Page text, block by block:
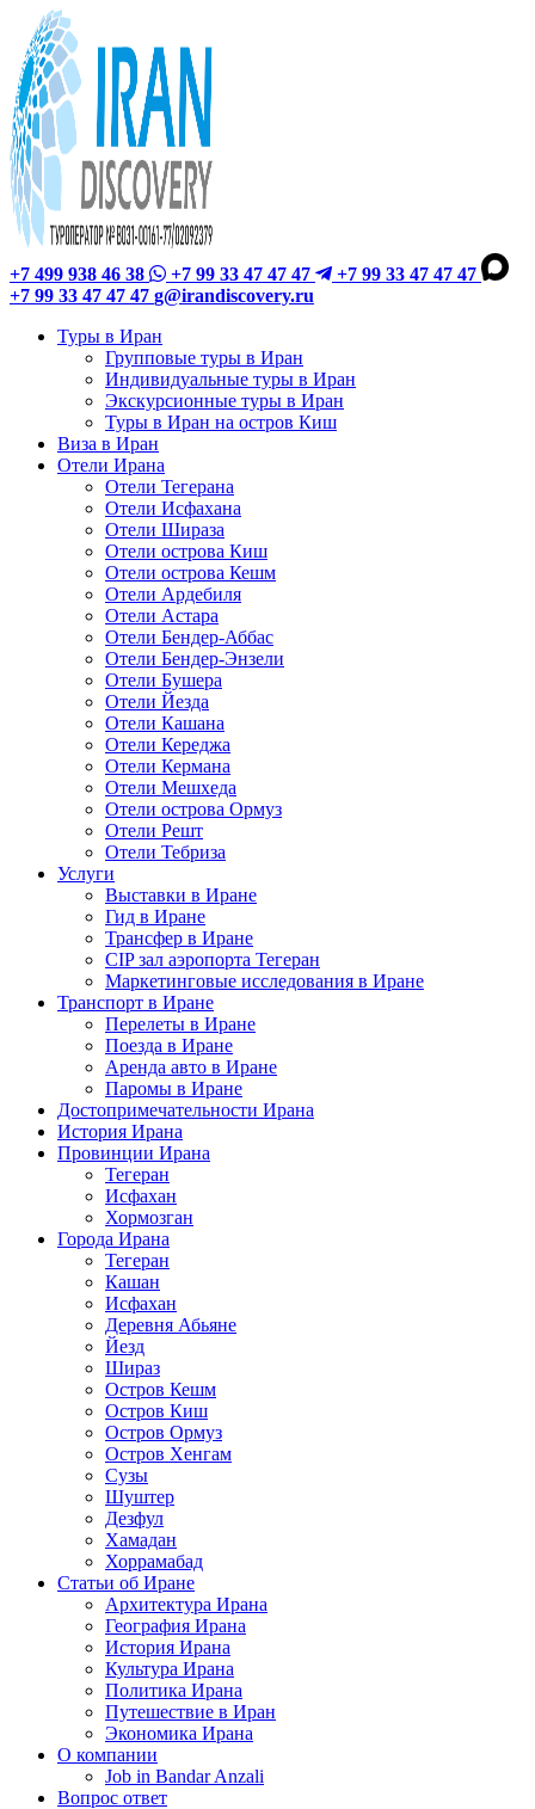
+7 499 938 46 38 +7 99 33 47 47 47
+7 99 33 47 47 47
+7 99 33 47 47 47 g@irandiscovery.ru
Туры в Иран
Групповые туры в Иран
Индивидуальные туры в Иран
Экскурсионные туры в Иран
Туры в Иран на остров Киш
Виза в Иран
Отели Ирана
Отели Тегерана
Отели Исфахана
Отели Шираза
Отели острова Киш
Отели острова Кешм
Отели Ардебиля
Отели Астара
Отели Бендер-Аббас
Отели Бендер-Энзели
Отели Бушера
Отели Йезда
Отели Кашана
Отели Кереджа
Отели Кермана
Отели Мешхеда
Отели острова Ормуз
Отели Решт
Отели Тебриза
Услуги
Выставки в Иране
Гид в Иране
Трансфер в Иране
CIP зал аэропорта Тегеран
Маркетинговые исследования в Иране
Транспорт в Иране
Перелеты в Иране
Поезда в Иране
Аренда авто в Иране
Паромы в Иране
Достопримечательности Ирана
История Ирана
Провинции Ирана
Тегеран
Исфахан
Хормозган
Города Ирана
Тегеран
Кашан
Исфахан
Деревня Абьяне
Йезд
Шираз
Остров Кешм
Остров Киш
Остров Ормуз
Остров Хенгам
Сузы
Шуштер
Дезфул
Хамадан
Хоррамабад
Статьи об Иране
Архитектура Ирана
География Ирана
История Ирана
Культура Ирана
Политика Ирана
Путешествие в Иран
Экономика Ирана
О компании
Job in Bandar Anzali
Вопрос ответ